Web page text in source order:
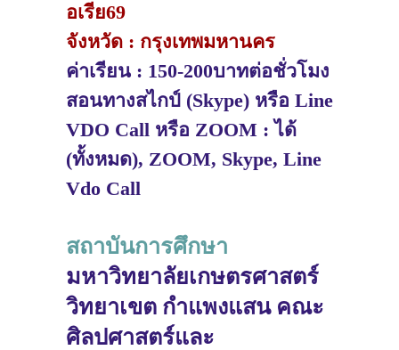
อเรีย69
จังหวัด : กรุงเทพมหานคร
ค่าเรียน : 150-200บาทต่อชั่วโมง
สอนทางสไกป์ (Skype) หรือ Line
VDO Call หรือ ZOOM : ได้
(ทั้งหมด), ZOOM, Skype, Line
Vdo Call
สถาบันการศึกษา
มหาวิทยาลัยเกษตรศาสตร์
วิทยาเขต กำแพงแสน คณะ
ศิลปศาสตร์และ